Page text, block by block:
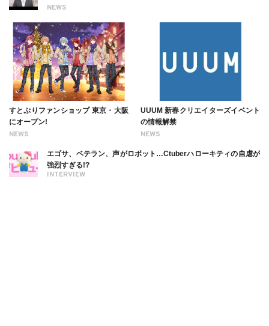
NEWS
NEWS
すとぷりファンショップ 東京・大阪
にオープン!
NEWS
UUUM 新春クリエイターズイベント
の情報解禁
INTERVIEW
エゴサ、ベテラン、声がロボット…Ctuberハローキティの自虐が
強烈すぎる!?